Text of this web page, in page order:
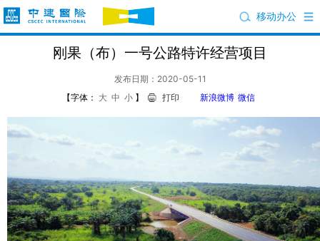
移动办公
刚果（布）一号公路特许经营项目
发布日期：2020-05-11
【字体： 大 中 小 】 打印 新浪微博 微信